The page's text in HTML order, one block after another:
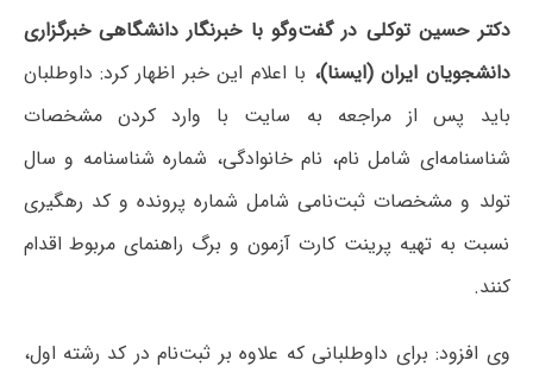
دکتر حسین توکلی در گفت‌وگو با خبرنگار دانشگاهی خبرگزاری
دانشجویان ایران (ایسنا)، با اعلام این خبر اظهار کرد: داوطلبان
باید پس از مراجعه به سایت با وارد کردن مشخصات
شناسنامه‌ای شامل نام، نام خانوادگی، شماره شناسنامه و سال
تولد و مشخصات ثبت‌نامی شامل شماره پرونده و کد رهگیری
نسبت به تهیه پرینت کارت آزمون و برگ راهنمای مربوط اقدام
کنند.
وی افزود: برای داوطلبانی که علاوه بر ثبت‌نام در کد رشته اول،